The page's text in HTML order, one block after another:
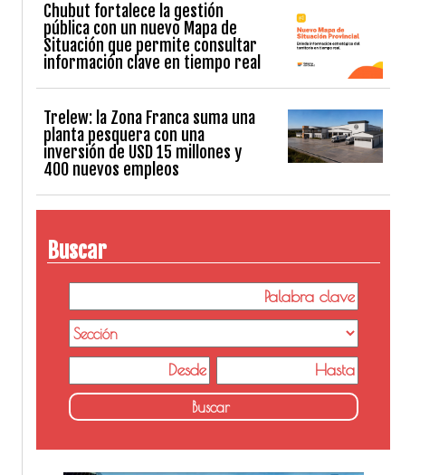
Chubut fortalece la gestión
pública con un nuevo Mapa de
Situación que permite consultar
información clave en tiempo real
Trelew: la Zona Franca suma una
planta pesquera con una
inversión de USD 15 millones y
400 nuevos empleos
Buscar